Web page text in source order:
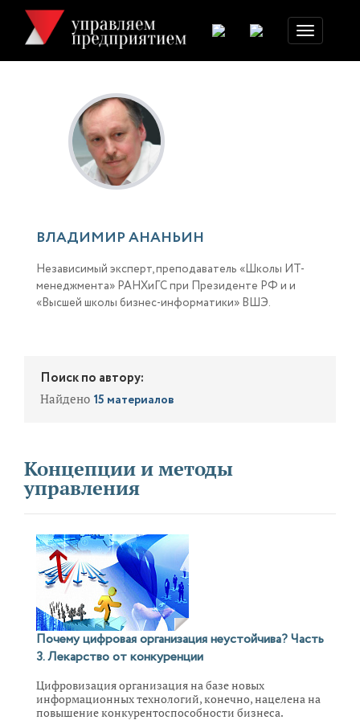
Toggle
navigation
ВЛАДИМИР АНАНЬИН
Независимый эксперт, преподаватель «Школы ИТ-
менеджмента» РАНХиГС при Президенте РФ и и
«Высшей школы бизнес-информатики» ВШЭ.
Поиск по автору:
Найдено 15 материалов
Концепции и методы
управления
Почему цифровая организация неустойчива? Часть
3. Лекарство от конкуренции
Цифровизация организация на базе новых
информационных технологий, конечно, нацелена на
повышение конкурентоспособности бизнеса.